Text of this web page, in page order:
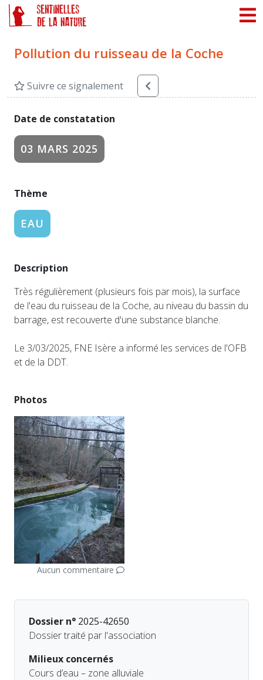
Pollution du ruisseau de la Coche
Suivre ce signalement
Date de constatation
03 MARS 2025
Thème
EAU
Description
Très régulièrement (plusieurs fois par mois), la surface
de l'eau du ruisseau de la Coche, au niveau du bassin du
barrage, est recouverte d'une substance blanche.
Le 3/03/2025, FNE Isère a informé les services de l'OFB
et de la DDT.
Photos
Aucun commentaire
Dossier n° 2025-42650
Dossier traité par l'association
Milieux concernés
Cours d’eau – zone alluviale
Panneau de gestion des cookies